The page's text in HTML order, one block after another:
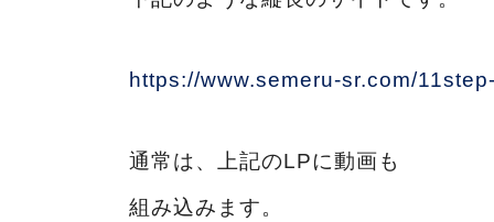
https://www.semeru-sr.com/
通常は、上記のLPに動画も
組み込みます。